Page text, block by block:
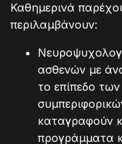
Καθημερινά
περιλαμβάνουν:
ασθενών με
το επίπεδο
καταγραφούν
προγράμματα